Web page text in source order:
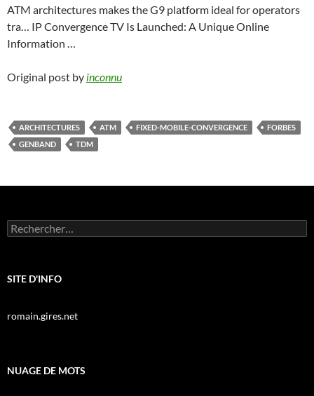
ATM architectures makes the G9 platform ideal for operators
tra… IP Convergence TV Is Launched: A Unique Online
Information …
Original post by inconnu
ARCHITECTURES ATM FIXED-MOBILE-CONVERGENCE
FORBES
GENBAND
TDM
Rechercher :
SITE D'INFO
romain.gires.net
NUAGE DE MOTS